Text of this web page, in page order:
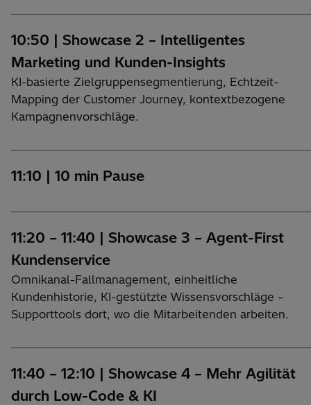
10:50 | Showcase 2 – Intelligentes
Marketing und Kunden-Insights
KI-basierte Zielgruppensegmentierung, Echtzeit-
Mapping der Customer Journey, kontextbezogene
Kampagnenvorschläge.
11:10 | 10 min Pause​
11:20 – 11:40 | Showcase 3 – Agent-First
Kundenservice
Omnikanal-Fallmanagement, einheitliche
Kundenhistorie, KI-gestützte Wissensvorschläge –
Supporttools dort, wo die Mitarbeitenden arbeiten.
11:40 – 12:10 | Showcase 4 – Mehr Agilität
durch Low-Code & KI